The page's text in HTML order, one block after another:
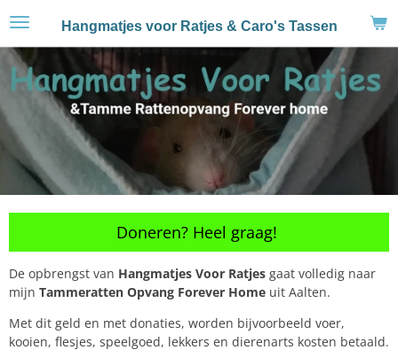
Ga
naar
hoofdinhoud
Hangmatjes voor Ratjes & Caro's Tassen
Doneren? Heel graag!
De opbrengst van Hangmatjes Voor Ratjes gaat volledig naar
mijn Tammeratten Opvang Forever Home uit Aalten.
Met dit geld en met donaties, worden bijvoorbeeld voer,
kooien, flesjes, speelgoed, lekkers en dierenarts kosten betaald.